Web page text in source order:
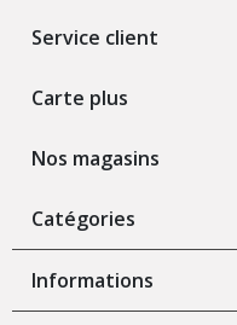
Service client
Carte plus
Nos magasins
Catégories
Informations